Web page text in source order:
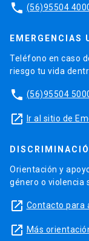
phone (56)95504
EMERGENCIAS
Teléfono en caso
riesgo tu vida
phone (56)95504
launch Ir al sitio de
Orientación y
género o violencia
launch Contacto para
launch Más